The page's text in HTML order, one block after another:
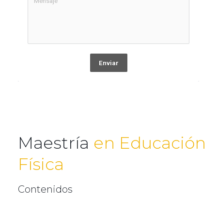
Enviar
Maestría en Educación
Física
Contenidos